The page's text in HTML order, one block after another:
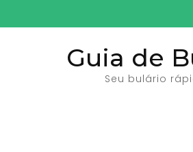
para
Guia de
Seu bulário